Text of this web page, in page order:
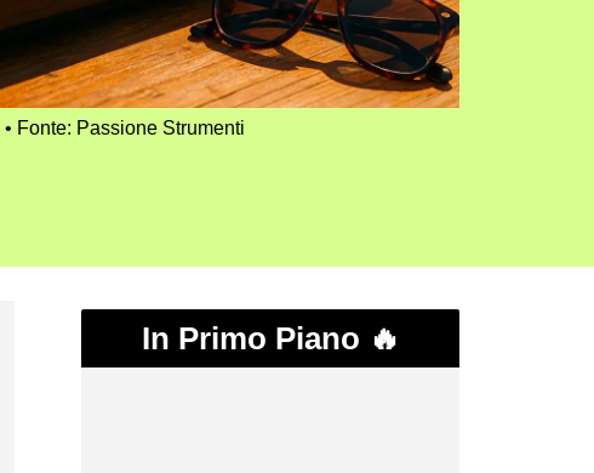
Fonte: Passione Strumenti
In Primo Piano 🔥